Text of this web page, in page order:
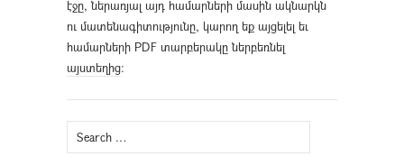
էջը, ներառյալ այդ համարների մասին ակնարկն
ու մատենագիտությունը, կարող եք այցելել եւ
համարների PDF տարբերակը ներբեռնել
այստեղից։
Search
for: